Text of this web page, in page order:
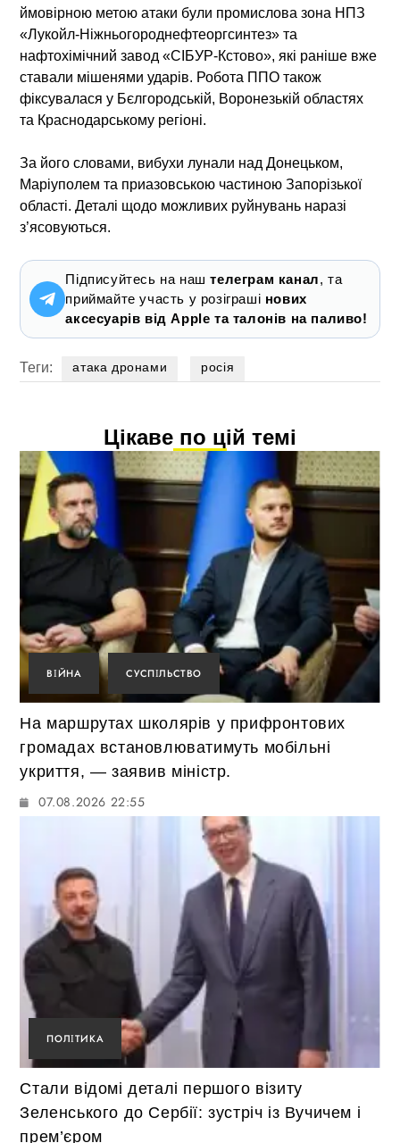
ймовірною метою атаки були промислова зона НПЗ
«Лукойл-Ніжньогороднефтеоргсинтез» та
нафтохімічний завод «СІБУР-Кстово», які раніше вже
ставали мішенями ударів. Робота ППО також
фіксувалася у Бєлгородській, Воронезькій областях
та Краснодарському регіоні.
За його словами, вибухи лунали над Донецьком,
Маріуполем та приазовською частиною Запорізької
області. Деталі щодо можливих руйнувань наразі
з’ясовуються.
Підписуйтесь на наштелеграм канал, та
приймайте участь у розіграші нових
аксесуарів від Apple та талонів на паливо!
Теги: атака дронами росія
Цікаве по цій темі
ВІЙНА СУСПІЛЬСТВО
На маршрутах школярів у прифронтових
громадах встановлюватимуть мобільні
укриття, — заявив міністр.
07.08.2026 22:55
ПОЛІТИКА
Стали відомі деталі першого візиту
Зеленського до Сербії: зустріч із Вучичем і
прем’єром